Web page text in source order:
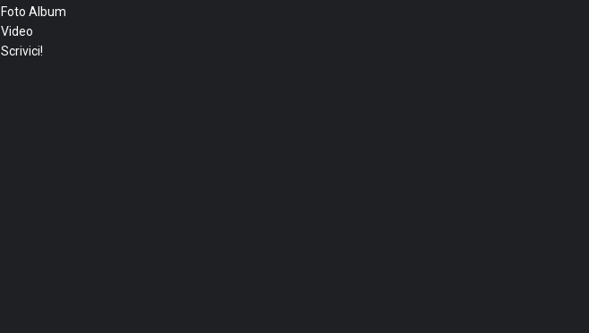
Foto Album
Video
Scrivici!